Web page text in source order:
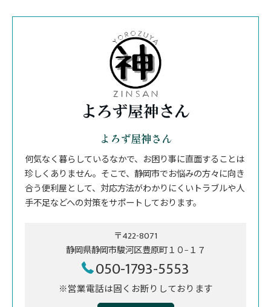
よろず屋神さん
何気なく暮らしているなかで、お困り事に直面することは
珍しくありません。そこで、静岡市でお悩みの方々に向き
合う便利屋として、対応方法がわかりにくいトラブルや人
手不足などへの対策をサポートしております。
〒422-8071
静岡県静岡市駿河区豊原町１０−１７
050-1793-5553
※営業電話は固くお断りしております